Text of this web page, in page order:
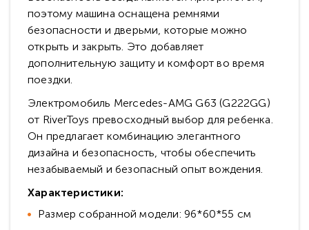
поэтому машина оснащена ремнями
безопасности и дверьми, которые можно
открыть и закрыть. Это добавляет
дополнительную защиту и комфорт во время
поездки.
Электромобиль Mercedes-AMG G63 (G222GG)
от RiverToys превосходный выбор для ребенка.
Он предлагает комбинацию элегантного
дизайна и безопасность, чтобы обеспечить
незабываемый и безопасный опыт вождения.
Характеристики:
Размер собранной модели: 96*60*55 см